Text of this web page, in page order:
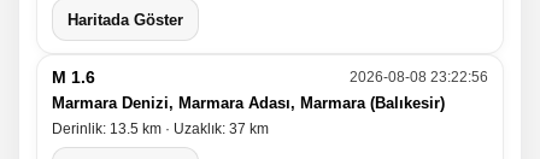
Haritada Göster
M 1.6 2026-08-08 23:22:56
Marmara Denizi, Marmara Adası, Marmara (Balıkesir)
Derinlik: 13.5 km · Uzaklık: 37 km